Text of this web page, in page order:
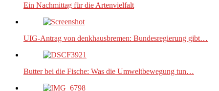
Ein Nachmittag für die Artenvielfalt
UIG-Antrag von denkhausbremen: Bundesregierung gibt…
Butter bei die Fische: Was die Umweltbewegung tun…